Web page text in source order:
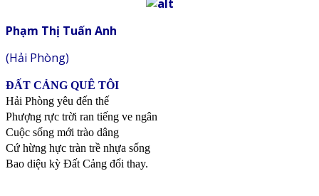
Phạm Thị Tuấn Anh
(Hải Phòng)
ĐẤT CẢNG QUÊ TÔI
Hải Phòng yêu đến thế
Phượng rực trời ran tiếng ve ngân
Cuộc sống mới trào dâng
Cứ hừng hực tràn trề nhựa sống
Bao diệu kỳ Đất Cảng đổi thay.